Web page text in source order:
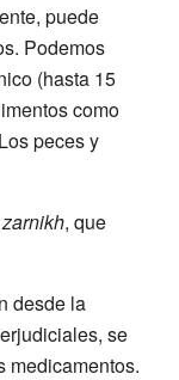
puede
Podemos
(hasta 15
como
peces y
zarnikh, que
desde la
se
medicamentos.